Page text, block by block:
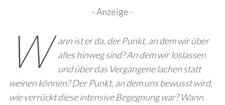
- Anzeige -
W
ann ist er da, der Punkt, an dem wir über
alles hinweg sind? An dem wir loslassen
und über das Vergangene lachen statt
weinen können? Der Punkt, an dem uns bewusst wird,
wie verrückt diese intensive Begegnung war? Wann